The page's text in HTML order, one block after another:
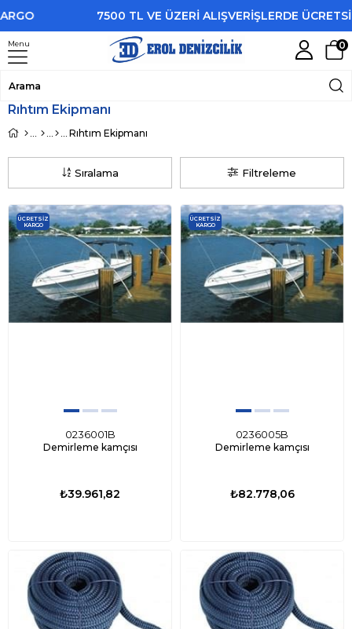
7500 TL VE ÜZERİ ALIŞVERİŞLERDE ÜCRETSİZ
Menu 0
Rıhtım Ekipmanı
Rıhtım Ekipmanı
Filtreleme
Sıralama
0236001B
Demirleme kamçısı
₺39.961,82
ÜCRETSIZ
KARGO
0236005B
Demirleme kamçısı
₺82.778,06
ÜCRETSIZ
KARGO